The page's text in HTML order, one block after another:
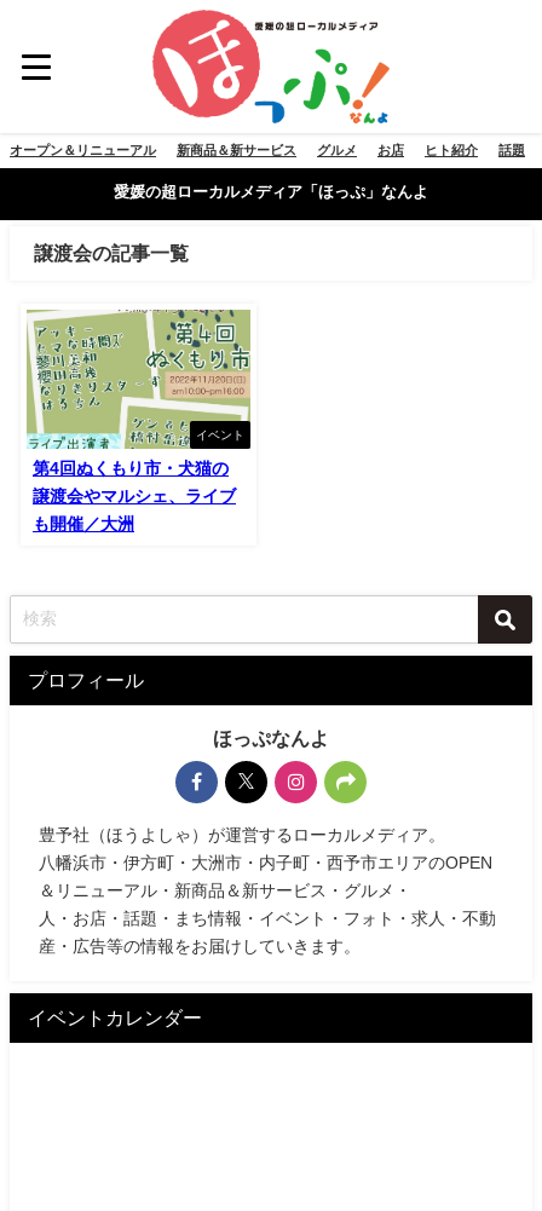
オープン＆リニューアル 新商品＆新サービス グルメ お店 ヒト紹介 話題
愛媛の超ローカルメディア「ほっぷ」なんよ
譲渡会の記事一覧
イベント
第4回ぬくもり市・犬猫の
譲渡会やマルシェ、ライブ
も開催／大洲
プロフィール
ほっぷなんよ
豊予社（ほうよしゃ）が運営するローカルメディア。
八幡浜市・伊方町・大洲市・内子町・西予市エリアのOPEN
＆リニューアル・新商品＆新サービス・グルメ・
人・お店・話題・まち情報・イベント・フォト・求人・不動
産・広告等の情報をお届けしていきます。
イベントカレンダー